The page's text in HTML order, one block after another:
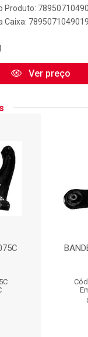
Produto:
Caixa: 7895071049019
Ver preço